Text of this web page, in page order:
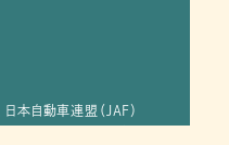
本⾃動⾞連盟（JAF）